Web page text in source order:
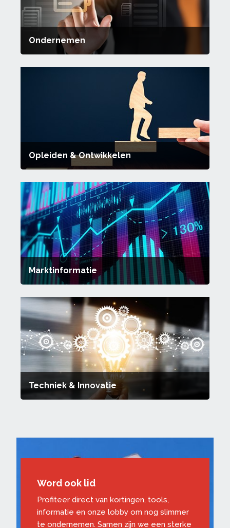
Ondernemen
Opleiden & Ontwikkelen
Marktinformatie
Techniek & Innovatie
Word ook lid
Profiteer direct van kortingen, tools,
informatie en onze lobby om nog slimmer
te ondernemen. Samen zijn we een sterke